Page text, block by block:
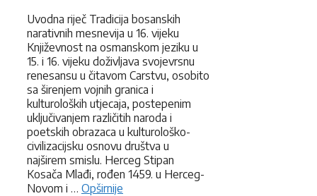
Uvodna riječ Tradicija bosanskih
narativnih mesnevija u 16. vijeku
Književnost na osmanskom jeziku u
15. i 16. vijeku doživljava svojevrsnu
renesansu u čitavom Carstvu, osobito
sa širenjem vojnih granica i
kulturoloških utjecaja, postepenim
uključivanjem različitih naroda i
poetskih obrazaca u kulturološko-
civilizacijsku osnovu društva u
najširem smislu. Herceg Stipan
Kosača Mlađi, rođen 1459. u Herceg-
Novom i … Opširnije